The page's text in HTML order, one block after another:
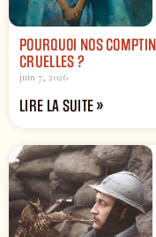
POURQUOI NOS
CRUELLES ?
juin 7, 2026
LIRE LA SUITE »